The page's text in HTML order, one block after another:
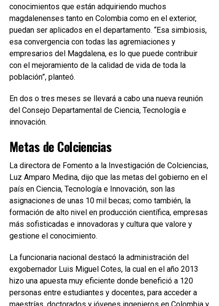
conocimientos que están adquiriendo muchos
magdalenenses tanto en Colombia como en el exterior,
puedan ser aplicados en el departamento. “Esa simbiosis,
esa convergencia con todas las agremiaciones y
empresarios del Magdalena, es lo que puede contribuir
con el mejoramiento de la calidad de vida de toda la
población”, planteó.
En dos o tres meses se llevará a cabo una nueva reunión
del Consejo Departamental de Ciencia, Tecnología e
innovación.
Metas de Colciencias
La directora de Fomento a la Investigación de Colciencias,
Luz Amparo Medina, dijo que las metas del gobierno en el
país en Ciencia, Tecnología e Innovación, son las
asignaciones de unas 10 mil becas; como también, la
formación de alto nivel en producción científica, empresas
más sofisticadas e innovadoras y cultura que valore y
gestione el conocimiento.
La funcionaria nacional destacó la administración del
exgobernador Luis Miguel Cotes, la cual en el año 2013
hizo una apuesta muy eficiente donde benefició a 120
personas entre estudiantes y docentes, para acceder a